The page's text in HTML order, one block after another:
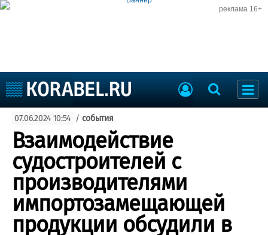
реклама 16+
Судоходство
Судоремонт
События
Порты
Рыболовство
Образование
Яхты и катера
Еще
07.06.2024 10:54 / события
Взаимодействие
судостроителей с
производителями
импортозамещающей
продукции обсудили в